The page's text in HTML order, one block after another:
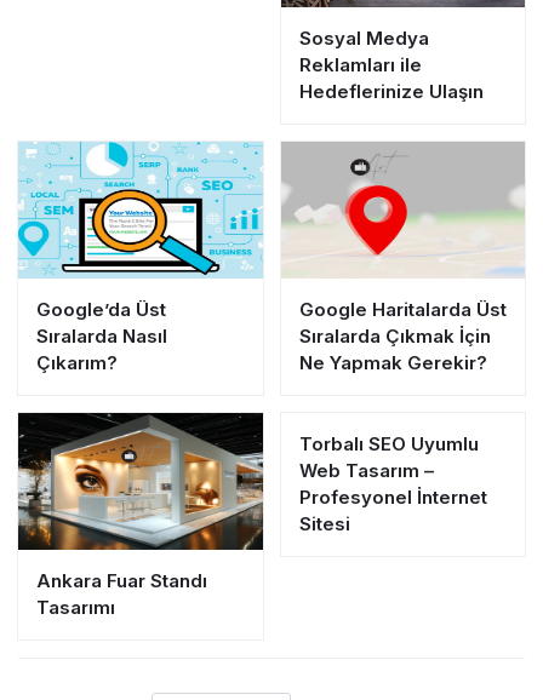
Sosyal Medya
Reklamları ile
Hedeflerinize Ulaşın
Google’da Üst
Sıralarda Nasıl
Çıkarım?
Google Haritalarda Üst
Sıralarda Çıkmak İçin
Ne Yapmak Gerekir?
Ankara Fuar Standı
Tasarımı
Torbalı SEO Uyumlu
Web Tasarım –
Profesyonel İnternet
Sitesi